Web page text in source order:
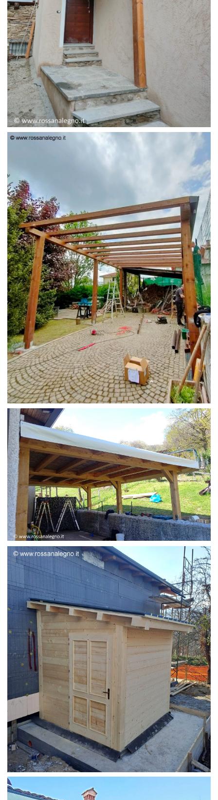
PENSILINA ENTRATA
STRUTTURA CAMPER
STRUTTURA ADDOSSATA LAMELLARE
STRUTTURA ADDOSSATA PER LOCALE CALDAIA